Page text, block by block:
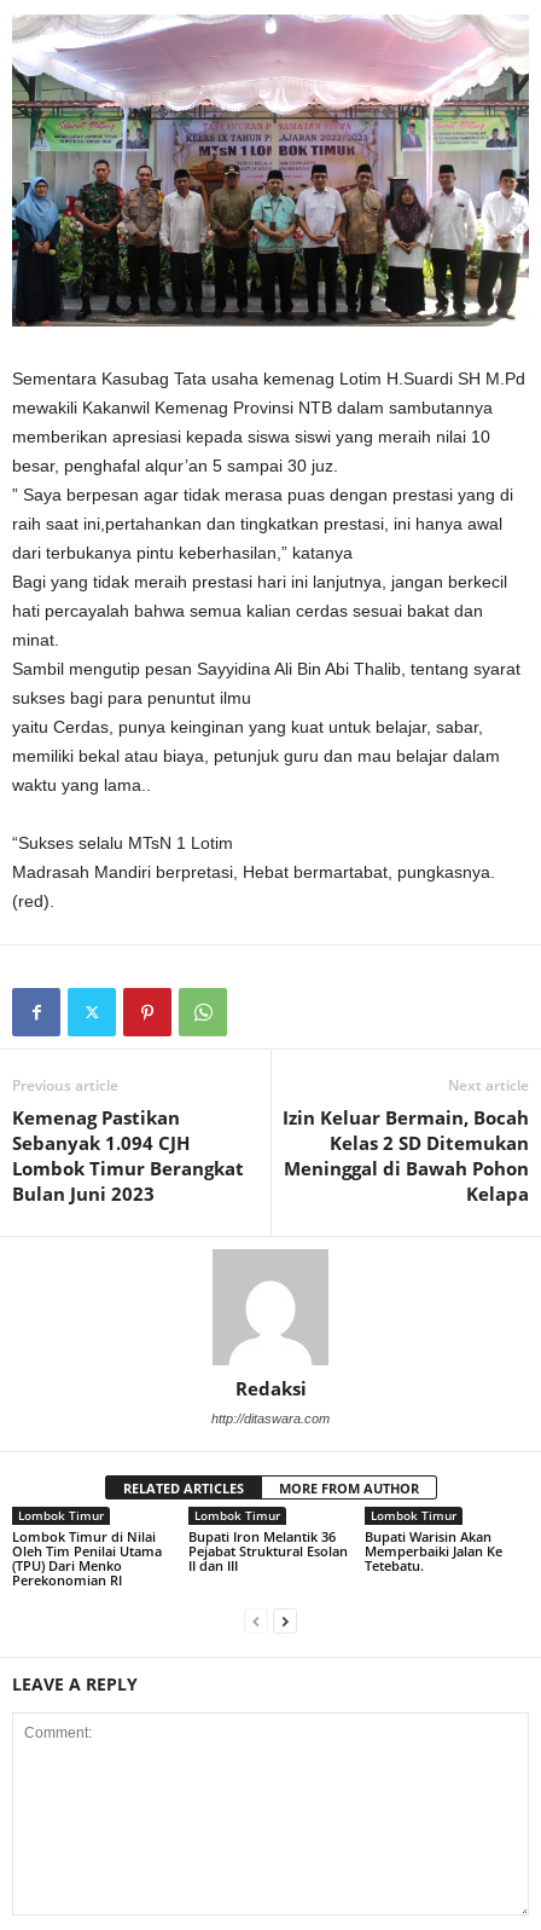
Sementara Kasubag Tata usaha kemenag Lotim H.Suardi SH M.Pd
mewakili Kakanwil Kemenag Provinsi NTB dalam sambutannya
memberikan apresiasi kepada siswa siswi yang meraih nilai 10
besar, penghafal alqur’an 5 sampai 30 juz.
” Saya berpesan agar tidak merasa puas dengan prestasi yang di
raih saat ini,pertahankan dan tingkatkan prestasi, ini hanya awal
dari terbukanya pintu keberhasilan,” katanya
Bagi yang tidak meraih prestasi hari ini lanjutnya, jangan berkecil
hati percayalah bahwa semua kalian cerdas sesuai bakat dan
minat.
Sambil mengutip pesan Sayyidina Ali Bin Abi Thalib, tentang syarat
sukses bagi para penuntut ilmu
yaitu Cerdas, punya keinginan yang kuat untuk belajar, sabar,
memiliki bekal atau biaya, petunjuk guru dan mau belajar dalam
waktu yang lama..
“Sukses selalu MTsN 1 Lotim
Madrasah Mandiri berpretasi, Hebat bermartabat, pungkasnya.
(red).
Previous article
Kemenag Pastikan
Sebanyak 1.094 CJH
Lombok Timur Berangkat
Bulan Juni 2023
Next article
Izin Keluar Bermain, Bocah
Kelas 2 SD Ditemukan
Meninggal di Bawah Pohon
Kelapa
Redaksi
http://ditaswara.com
RELATED ARTICLES MORE FROM AUTHOR
Lombok Timur
Lombok Timur di Nilai
Oleh Tim Penilai Utama
(TPU) Dari Menko
Perekonomian RI
Lombok Timur
Bupati Iron Melantik 36
Pejabat Struktural Esolan
II dan III
Lombok Timur
Bupati Warisin Akan
Memperbaiki Jalan Ke
Tetebatu.
LEAVE A REPLY